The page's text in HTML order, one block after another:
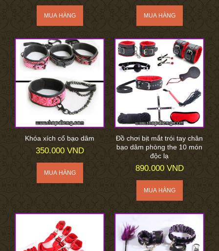
Khóa xích cổ bạo dâm
350.000 VND
Đồ chơi bịt mắt trói tay chân
bạo dâm phòng the 10 món
độc lạ
890.000 VND